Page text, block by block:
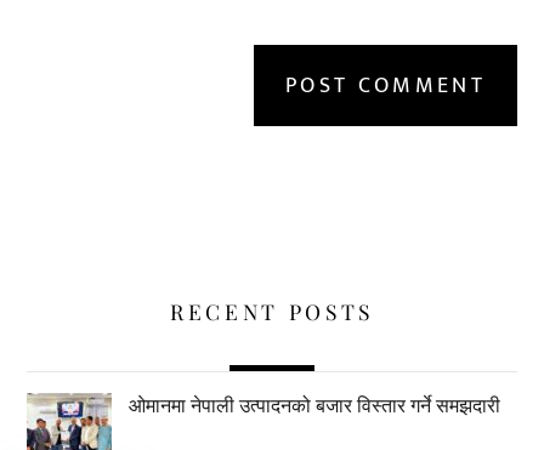
RECENT POSTS
ओमानमा नेपाली उत्पादनको बजार विस्तार गर्ने समझदारी